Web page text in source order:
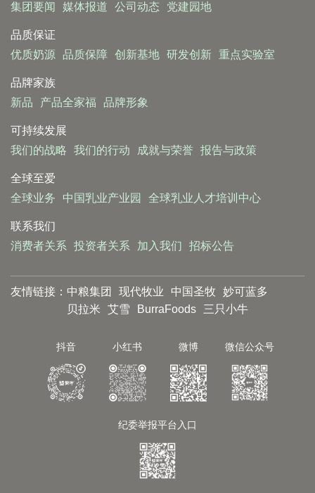
集团要闻
媒体报道 公司动态 党建园地
品质保证
优质奶源
品质保障 创新基地 研发创新 重点实验室
品牌家族
新品
产品全家福 品牌形象
可持续发展
我们的战略
我们的行动 成就与荣誉 报告与政策
全球至爱
全球业务
中国乳业产业园 全球乳业人才培训中心
联系我们
消费者关系
投资者关系 加入我们 招标公告
友情链接： 中粮集团 现代牧业 中国圣牧 妙可蓝多
贝拉米
艾雪 BurraFoods 三只小牛
抖音 小红书 微博 微信公众号
纪委举报平台入口